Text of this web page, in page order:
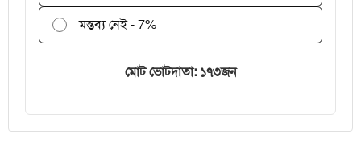
মন্তব্য নেই - 7%
মোট ভোটদাতা: ১৭৩জন